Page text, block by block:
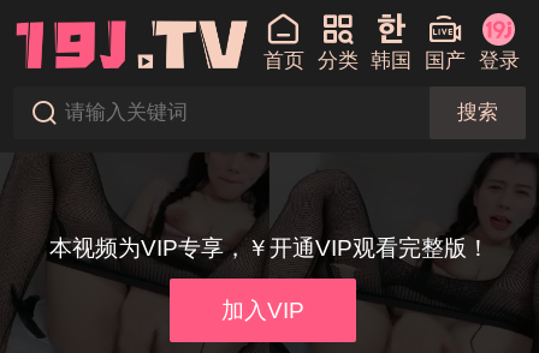
首页 分类 韩国 国产 登录
搜索
本视频为VIP专享，￥开通VIP观看完整版！
加入VIP